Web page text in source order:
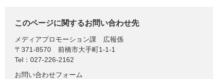
このページに関するお問い合わせ先
メディアプロモーション課
広報係
〒371-8570
前橋市大手町1-1-1
Tel：027-226-2162
お問い合わせフォーム